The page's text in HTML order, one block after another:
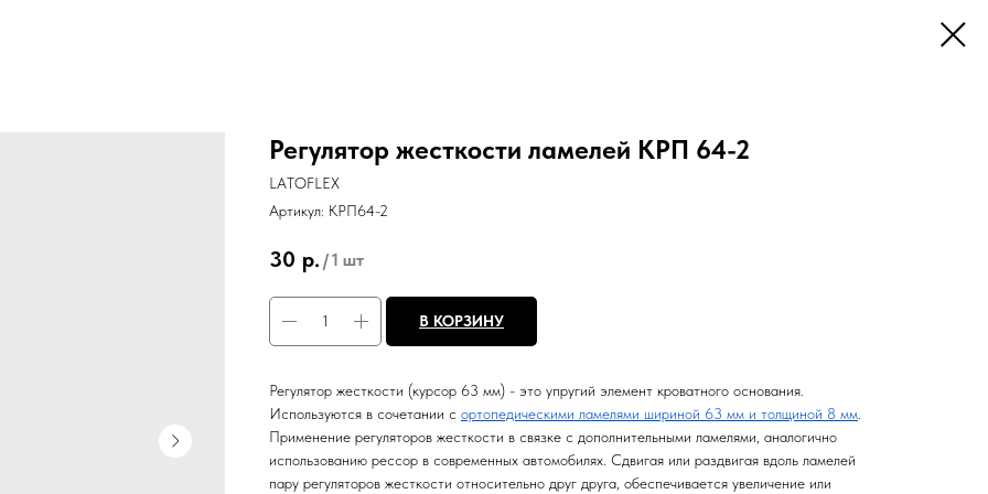
Регулятор жесткости ламелей КРП 64-2
LATOFLEX
Артикул: КРП64-2
30 р. /1 шт
В КОРЗИНУ
Регулятор жесткости (курсор 63 мм) - это упругий элемент кроватного основания.
Используются в сочетании с ортопедическими ламелями шириной 63 мм и толщиной 8 мм
Применение регуляторов жесткости в связке с дополнительными ламелями, аналогично
использованию рессор в современных автомобилях. Сдвигая или раздвигая вдоль ламелей
пару регуляторов жесткости относительно друг друга, обеспечивается увеличение или